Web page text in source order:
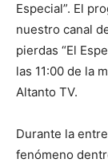
Especial”. El
nuestro canal
pierdas “El
las 11:00 de la
Altanto TV.
Durante la
fenómeno